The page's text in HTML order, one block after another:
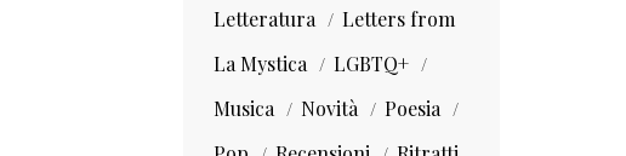
Letteratura
Letters from
La Mystica
LGBTQ+
Musica
Novità
Poesia